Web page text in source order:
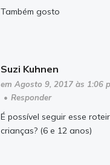
Também gosto
Suzi Kuhnen
em Agosto 9, 2017 às 1:06
• Responder
É possível seguir esse
crianças? (6 e 12 anos)